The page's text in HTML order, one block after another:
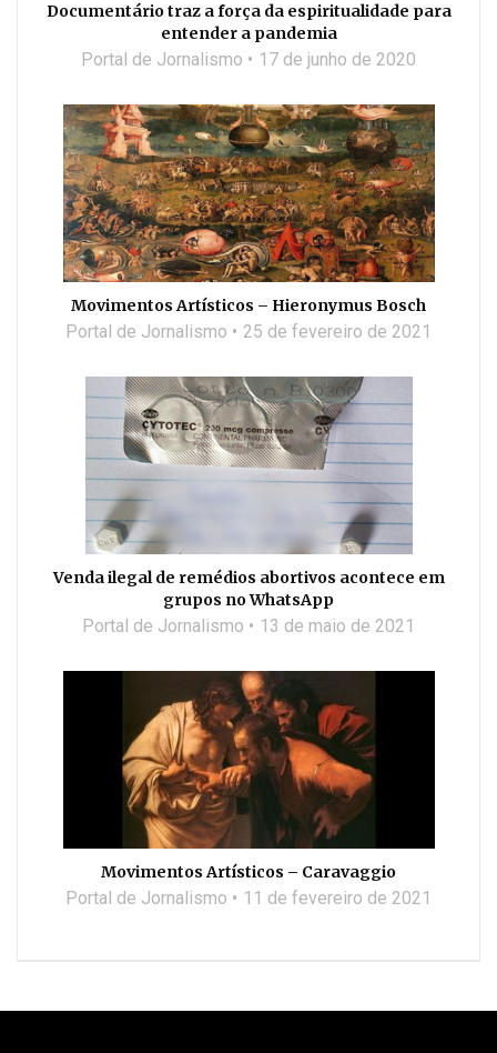
Documentário traz a força da espiritualidade para
entender a pandemia
Portal de Jornalismo 17 de junho de 2020
Movimentos Artísticos – Hieronymus Bosch
Portal de Jornalismo 25 de fevereiro de 2021
Venda ilegal de remédios abortivos acontece em
grupos no WhatsApp
Portal de Jornalismo 13 de maio de 2021
Movimentos Artísticos – Caravaggio
Portal de Jornalismo 11 de fevereiro de 2021